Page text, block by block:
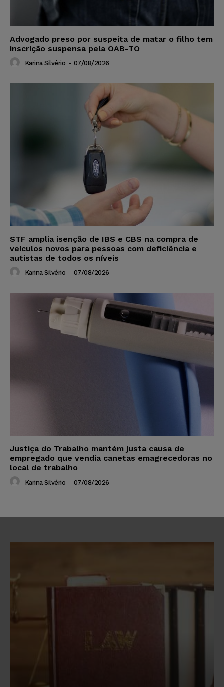
Advogado preso por suspeita de matar o filho tem
inscrição suspensa pela OAB-TO
Karina Silvério - 07/08/2026
STF amplia isenção de IBS e CBS na compra de
veículos novos para pessoas com deficiência e
autistas de todos os níveis
Karina Silvério - 07/08/2026
Justiça do Trabalho mantém justa causa de
empregado que vendia canetas emagrecedoras no
local de trabalho
Karina Silvério - 07/08/2026